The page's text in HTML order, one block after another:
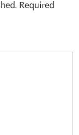
Required